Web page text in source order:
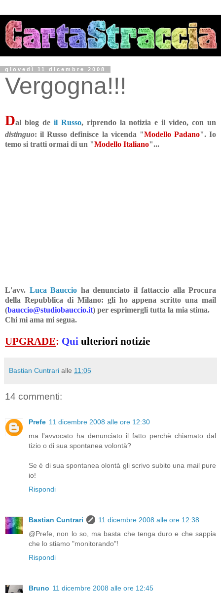
giovedì 11 dicembre 2008
Vergogna!!!
Dal blog de il Russo, riprendo la notizia e il video, con un
distinguo: il Russo definisce la vicenda "Modello Padano". Io
temo si tratti ormai di un "Modello Italiano"...
L'avv. Luca Bauccio ha denunciato il fattaccio alla Procura
della Repubblica di Milano: gli ho appena scritto una mail
(bauccio@studiobauccio.it) per esprimergli tutta la mia stima.
Chi mi ama mi segua.
UPGRADE: Qui ulteriori notizie
Bastian Cuntrari alle 11:05
14 commenti:
Prefe 11 dicembre 2008 alle ore 12:30
ma l'avvocato ha denunciato il fatto perchè chiamato dal
tizio o di sua spontanea volontà?
Se è di sua spontanea olontà gli scrivo subito una mail pure
io!
Rispondi
Bastian Cuntrari
11 dicembre 2008 alle ore 12:38
@Prefe, non lo so, ma basta che tenga duro e che sappia
che lo stiamo "monitorando"!
Rispondi
Bruno 11 dicembre 2008 alle ore 12:45